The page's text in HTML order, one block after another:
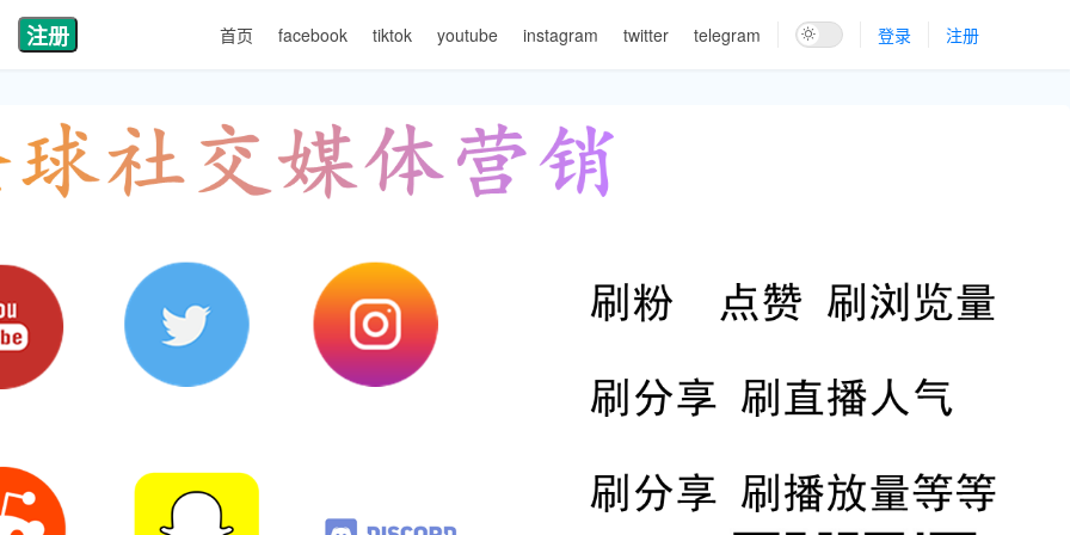
注册 首页 facebook tiktok youtube instagram twitter telegram 登录 注册